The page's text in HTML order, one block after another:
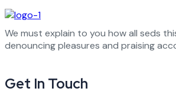
We must explain to you how all seds
denouncing pleasures and praising
Get In Touch